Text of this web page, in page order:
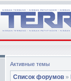
Активные темы
Список форумов »